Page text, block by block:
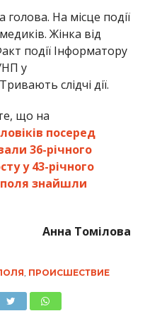
На місце події
Жінка від
події Інформатору
у
слідчі дії.
що на
посеред
36-річного
у 43-річного
знайшли
Анна Томілова
ПРОИСШЕСТВИЕ